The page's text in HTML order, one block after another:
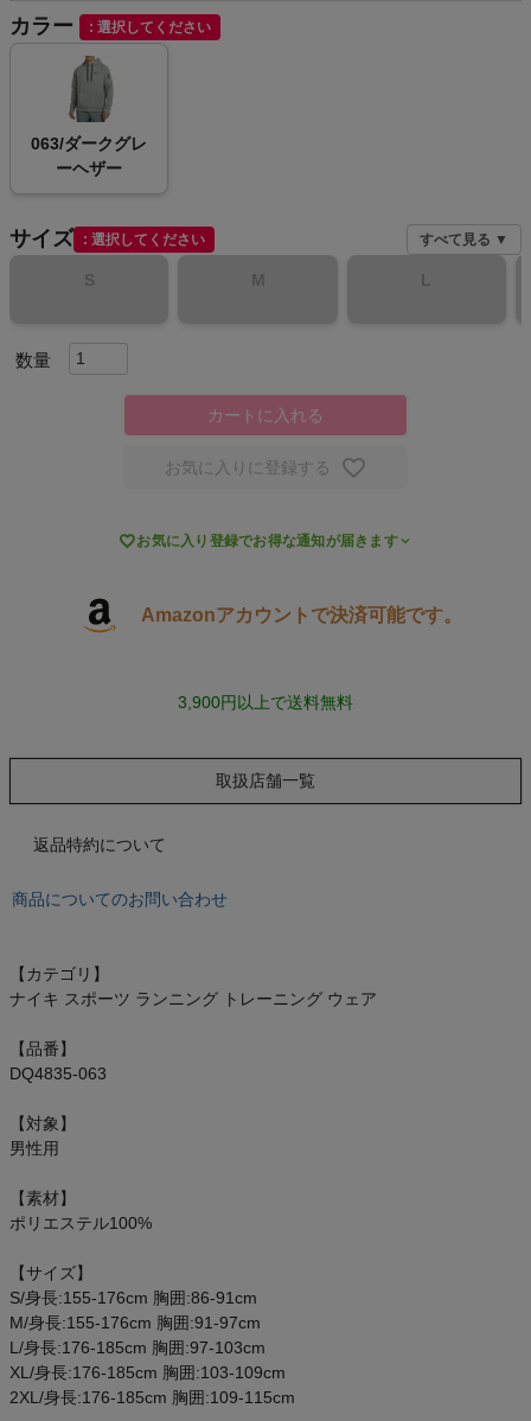
メンズスポーツウェア
レディーススポーツウェア
スポーツシューズ
もっと見る
ヨガ
サックス SAXX
オン On
ベースボールマリオ（野球商品）
お気に入り
ご利用ガイド
クーポン一覧
商品レビュー
プロテイン・サプリメントまとめ買い
カラー 選択してください
063/ダークグレ
ーヘザー
サイズ 選択してください すべて見る ▼
S M L
カートに入れる
お気に入りに登録する
お気に入り登録でお得な通知が届きます
Amazonアカウントで決済可能です。
3,900円以上で送料無料
取扱店舗一覧
返品特約について
商品についてのお問い合わせ
【カテゴリ】
ナイキ スポーツ ランニング トレーニング ウェア
【品番】
DQ4835-063
【対象】
男性用
【素材】
ポリエステル100%
【サイズ】
S/身長:155-176cm 胸囲:86-91cm
M/身長:155-176cm 胸囲:91-97cm
L/身長:176-185cm 胸囲:97-103cm
XL/身長:176-185cm 胸囲:103-109cm
2XL/身長:176-185cm 胸囲:109-115cm